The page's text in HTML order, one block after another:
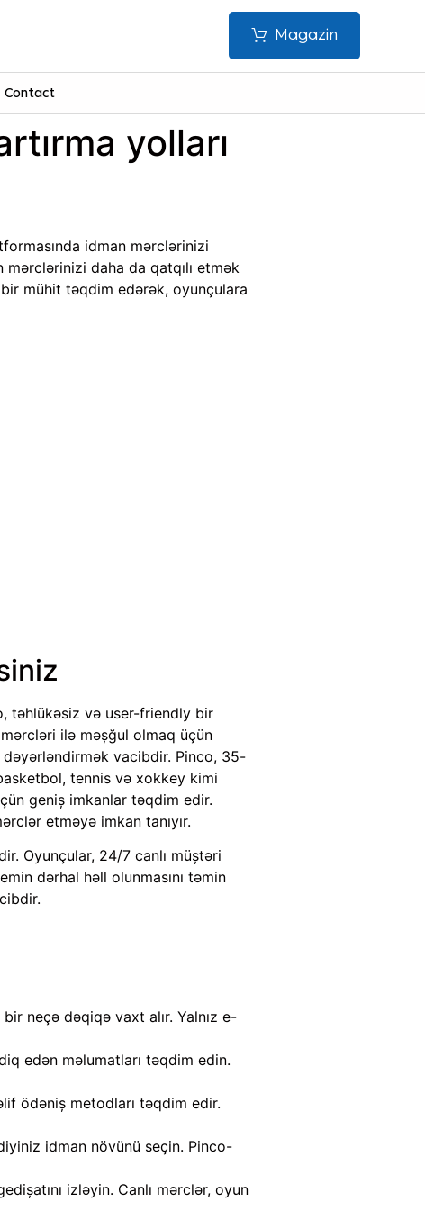
Magazin
Contact
yolları
idman mərclərinizi
mərclərinizi daha da qatqılı etmək
mühit təqdim edərək, oyunçulara
təhlükəsiz və user-friendly bir
ilə məşğul olmaq üçün
vacibdir. Pinco, 35-
tennis və xokkey kimi
geniş imkanlar təqdim edir.
etməyə imkan tanıyır.
Oyunçular, 24/7 canlı müştəri
dərhal həll olunmasını təmin
neçə dəqiqə vaxt alır. Yalnız e-
edən məlumatları təqdim edin.
ödəniş metodları təqdim edir.
idman növünü seçin. Pinco-
izləyin. Canlı mərclər, oyun